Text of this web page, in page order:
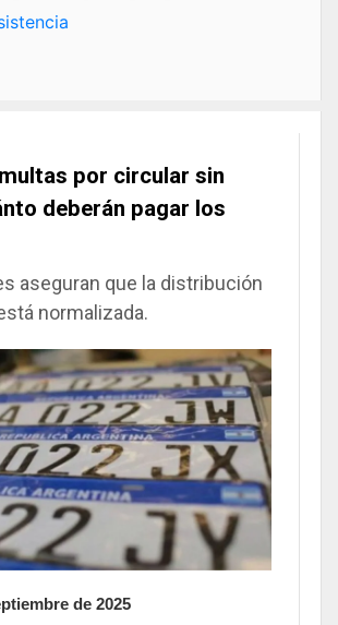
por circular sin
deberán pagar los
aseguran que la distribución
normalizada.
de 2025